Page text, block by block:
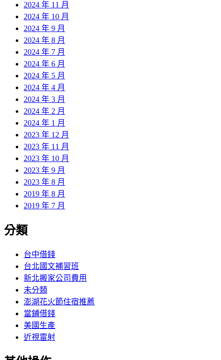
2024 年 11 月
2024 年 10 月
2024 年 9 月
2024 年 8 月
2024 年 7 月
2024 年 6 月
2024 年 5 月
2024 年 4 月
2024 年 3 月
2024 年 2 月
2024 年 1 月
2023 年 12 月
2023 年 11 月
2023 年 10 月
2023 年 9 月
2023 年 8 月
2019 年 8 月
2019 年 7 月
分類
台中借錢
台北國文補習班
新北搬家公司費用
未分類
澎湖花火節住宿推薦
當鋪借錢
美國生產
近視雷射